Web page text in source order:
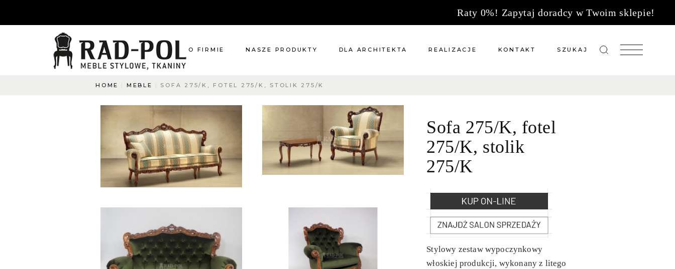
Raty 0%! Zapytaj doradcy w Twoim sklepie!
O FIRMIE
Aktualności
O co pytacie?
Napisz do nas
NASZE PRODUKTY
Dodatki
DLA ARCHITEKTA REALIZACJE KONTAKT
Kuchnie
Biuro
SZUKAJ
HOME MEBLE SOFA 275/K, FOTEL 275/K, STOLIK 275/K
Sofa 275/K, fotel
275/K, stolik
275/K
Stylowy zestaw wypoczynkowy
włoskiej produkcji, wykonany z litego